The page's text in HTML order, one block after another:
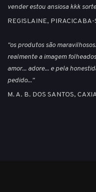
vender estou ansiosa kkk
REGISLAINE, PIRACICABA-
"os produtos são
realmente a imagem
amor... adore... e pela
pedido..."
M. A. B. DOS SANTOS,